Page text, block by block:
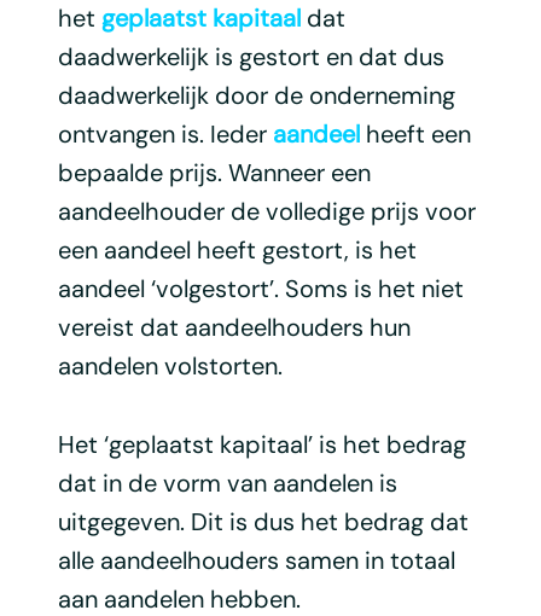
het geplaatst kapitaaldat
daadwerkelijk is gestort en dat dus
daadwerkelijk door de onderneming
ontvangen is. Ieder aandeelheeft een
bepaalde prijs. Wanneer een
aandeelhouder de volledige prijs voor
een aandeel heeft gestort, is het
aandeel ‘volgestort’. Soms is het niet
vereist dat aandeelhouders hun
aandelen volstorten.
Het ‘geplaatst kapitaal’ is het bedrag
dat in de vorm van aandelen is
uitgegeven. Dit is dus het bedrag dat
alle aandeelhouders samen in totaal
aan aandelen hebben.